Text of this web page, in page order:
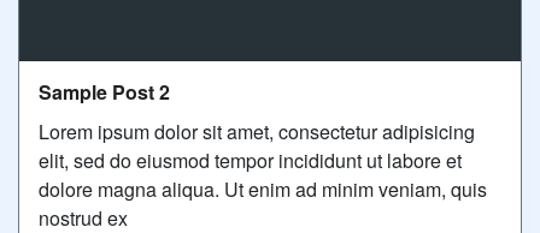
Sample Post 2
Lorem ipsum dolor sit amet, consectetur adipisicing
elit, sed do eiusmod tempor incididunt ut labore et
dolore magna aliqua. Ut enim ad minim veniam, quis
nostrud ex